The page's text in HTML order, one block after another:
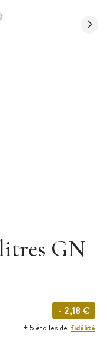
GN
- 2,18 €
+ 5 étoiles de fidélité